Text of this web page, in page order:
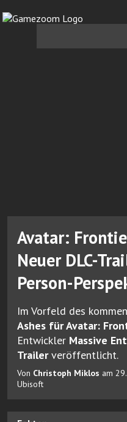
Avatar:
Neuer DLC-
Person-
Im Vorfeld des
Ashes für Avatar:
Entwickler Massive
Trailerveröffentlicht.
Von Christoph Miklos am
Ubisoft